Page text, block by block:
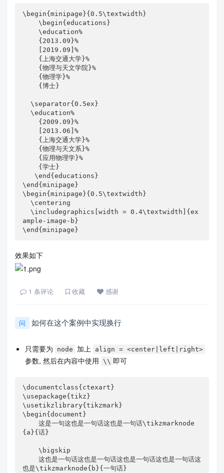
\begin{minipage}{0.5\textwidth}
    \begin{educations}
    \education%
  \separator{0.5ex}
  \education%
   \end{educations}
\end{minipage}
\begin{minipage}{0.5\textwidth}
  \centering
  \includegraphics[width = 0.4\textwidth]{ex
ample-image-b}
\end{minipage}
效果如下
1 条评论 收藏 感谢
问 如何在这个案例中实现换行
只需要为 node 加上 align = <center|left|right>
参数, 然后在内容中使用 \\ 即可
\documentclass{ctexart}
\usepackage{tikz}
\usetikzlibrary{tikzmark}
\begin{document}
    这是一句这也是一句话这也是一句话\tikzmarknode
{a}{话}
    \bigskip
    这也是一句话这也是一句话这也是一句话这也是一句话这
也是\tikzmarknode{b}{一句话}